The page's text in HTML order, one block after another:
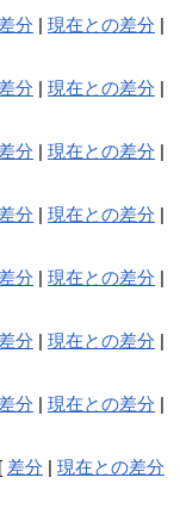
差分 |現在との差分 |
差分 |現在との差分 |
差分 |現在との差分 |
差分 |現在との差分 |
差分 |現在との差分 |
差分 |現在との差分 |
差分 |現在との差分 |
差分 |現在との差分